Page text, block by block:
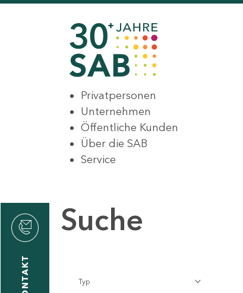
Privatpersonen
Unternehmen
Öffentliche Kunden
Über die SAB
Service
KONTAKT
Suche
Typ